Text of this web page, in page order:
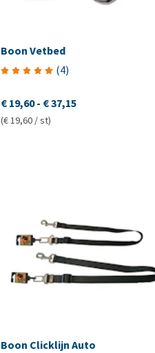
Boon Vetbed
(4)
€ 19,60 - € 37,15
(€ 19,60 / st)
Boon Clicklijn Auto